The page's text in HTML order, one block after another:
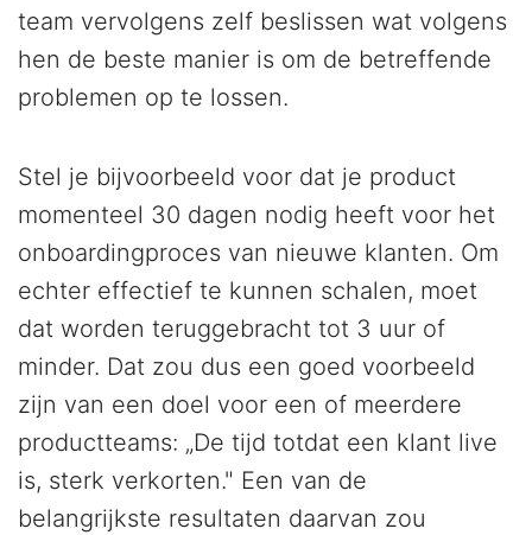
team vervolgens zelf beslissen wat volgens
hen de beste manier is om de betreffende
problemen op te lossen.
Stel je bijvoorbeeld voor dat je product
momenteel 30 dagen nodig heeft voor het
onboardingproces van nieuwe klanten. Om
echter effectief te kunnen schalen, moet
dat worden teruggebracht tot 3 uur of
minder. Dat zou dus een goed voorbeeld
zijn van een doel voor een of meerdere
productteams: „De tijd totdat een klant live
is, sterk verkorten." Een van de
belangrijkste resultaten daarvan zou